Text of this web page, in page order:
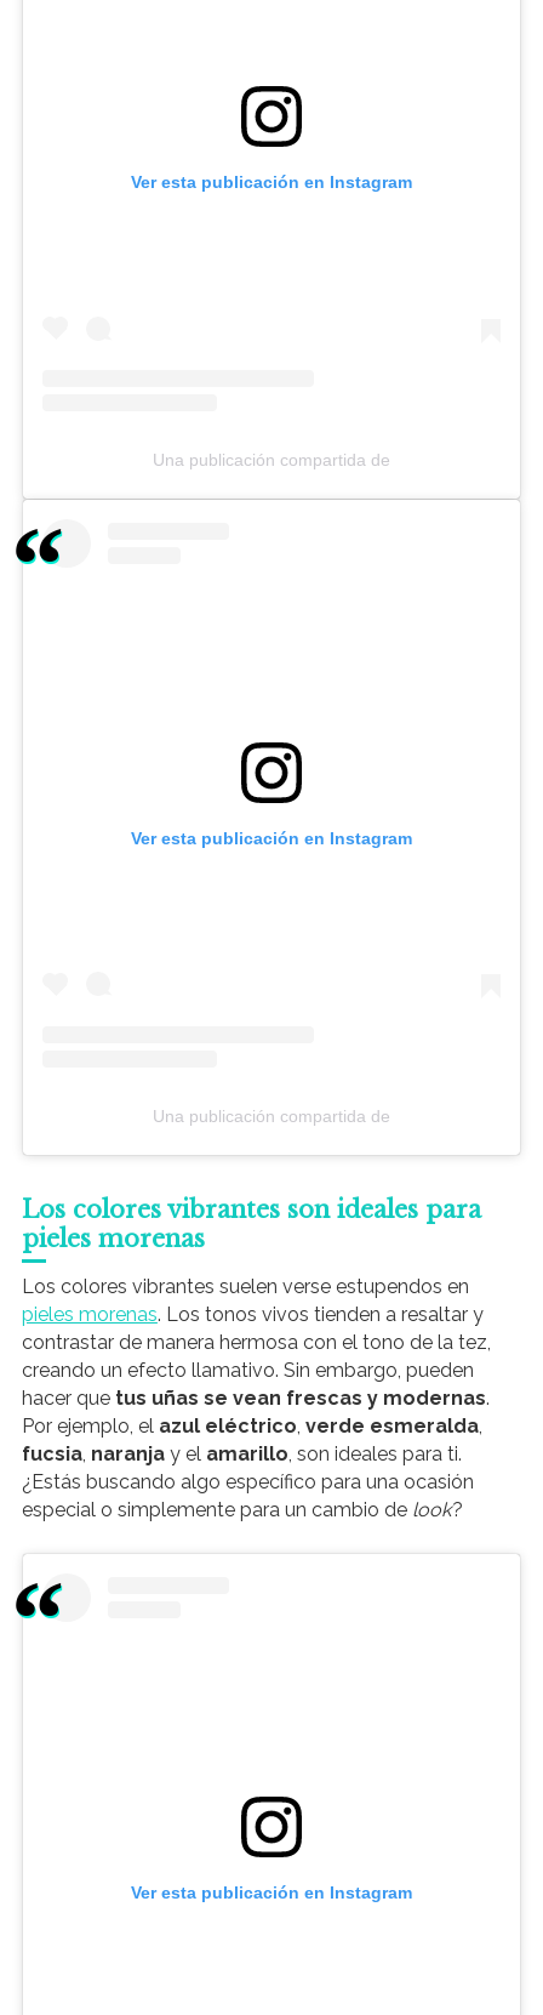
Ver esta publicación en Instagram
Una publicación compartida de
Ver esta publicación en Instagram
Una publicación compartida de
Los colores vibrantes son ideales para
pieles morenas
Los colores vibrantes suelen verse estupendos en
pieles morenas. Los tonos vivos tienden a resaltar y
contrastar de manera hermosa con el tono de la tez,
creando un efecto llamativo. Sin embargo, pueden
hacer que tus uñas se vean frescas y modernas.
Por ejemplo, el azul eléctrico, verde esmeralda,
fucsia, naranjay el amarillo, son ideales para ti.
¿Estás buscando algo específico para una ocasión
especial o simplemente para un cambio delook?
Ver esta publicación en Instagram